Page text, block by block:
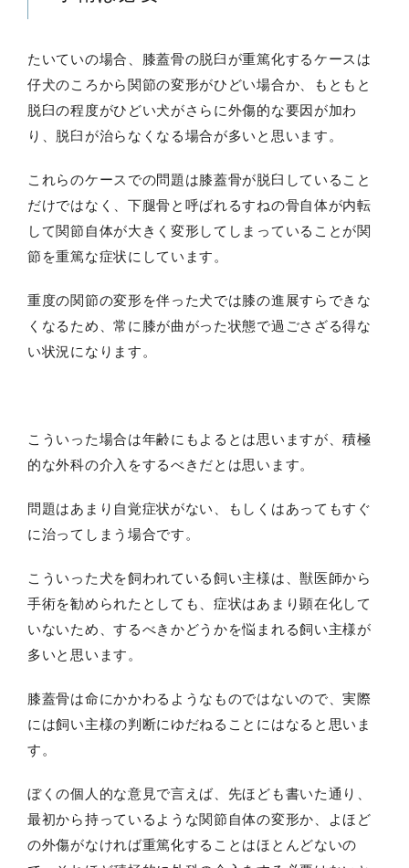
たいていの場合、膝蓋骨の脱臼が重篤化するケースは
仔犬のころから関節の変形がひどい場合か、もともと
脱臼の程度がひどい犬がさらに外傷的な要因が加わ
り、脱臼が治らなくなる場合が多いと思います。
これらのケースでの問題は膝蓋骨が脱臼していること
だけではなく、下腿骨と呼ばれるすねの骨自体が内転
して関節自体が大きく変形してしまっていることが関
節を重篤な症状にしています。
重度の関節の変形を伴った犬では膝の進展すらできな
くなるため、常に膝が曲がった状態で過ごさざる得な
い状況になります。
こういった場合は年齢にもよるとは思いますが、積極
的な外科の介入をするべきだとは思います。
問題はあまり自覚症状がない、もしくはあってもすぐ
に治ってしまう場合です。
こういった犬を飼われている飼い主様は、獣医師から
手術を勧められたとしても、症状はあまり顕在化して
いないため、するべきかどうかを悩まれる飼い主様が
多いと思います。
膝蓋骨は命にかかわるようなものではないので、実際
には飼い主様の判断にゆだねることにはなると思いま
す。
ぼくの個人的な意見で言えば、先ほども書いた通り、
最初から持っているような関節自体の変形か、よほど
の外傷がなければ重篤化することはほとんどないの